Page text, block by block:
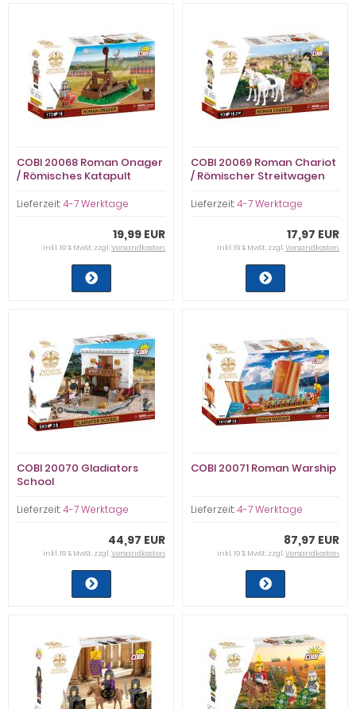
COBI 20068 Roman Onager
/ Römisches Katapult
Lieferzeit:4-7 Werktage
19,99 EUR
inkl. 19 % MwSt. zzgl.Versandkosten
COBI 20069 Roman Chariot
/ Römischer Streitwagen
Lieferzeit:4-7 Werktage
17,97 EUR
inkl. 19 % MwSt. zzgl.Versandkosten
COBI 20070 Gladiators
School
Lieferzeit:4-7 Werktage
44,97 EUR
inkl. 19 % MwSt. zzgl.Versandkosten
COBI 20071 Roman Warship
Lieferzeit:4-7 Werktage
87,97 EUR
inkl. 19 % MwSt. zzgl.Versandkosten